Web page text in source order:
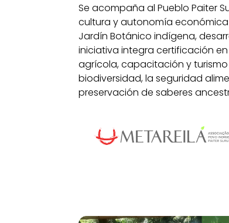
Se acompaña al Pueblo Paiter
cultura y autonomía
Jardín Botánico indígena,
iniciativa integra certificación
agrícola, capacitación y
biodiversidad, la seguridad
preservación de saberes